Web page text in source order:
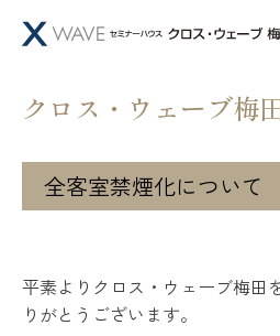
クロス・ウェーブ梅
全客室禁煙化について
平素よりクロス・ウェーブ梅田
りがとうございます。